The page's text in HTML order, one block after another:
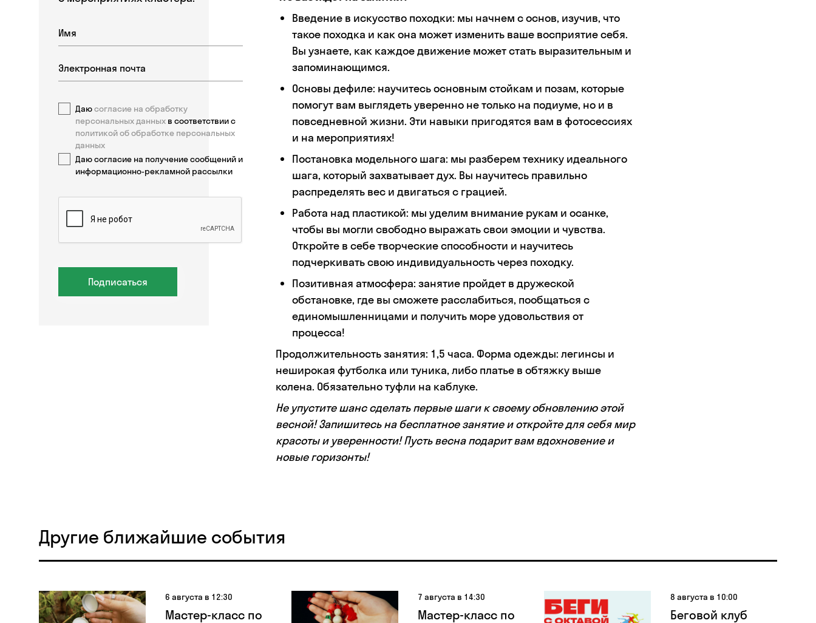
Даюсогласие на обработку
персональных данных в соответствии с
политикой об обработке персональных
данных
Даю согласие на получение сообщений и
информационно-рекламной рассылки
Подписаться
Введение в искусство походки: мы начнем с основ, изучив, что
такое походка и как она может изменить ваше восприятие себя.
Вы узнаете, как каждое движение может стать выразительным и
запоминающимся.
Основы дефиле: научитесь основным стойкам и позам, которые
помогут вам выглядеть уверенно не только на подиуме, но и в
повседневной жизни. Эти навыки пригодятся вам в фотосессиях
и на мероприятиях!
Постановка модельного шага: мы разберем технику идеального
шага, который захватывает дух. Вы научитесь правильно
распределять вес и двигаться с грацией.
Работа над пластикой: мы уделим внимание рукам и осанке,
чтобы вы могли свободно выражать свои эмоции и чувства.
Откройте в себе творческие способности и научитесь
подчеркивать свою индивидуальность через походку.
Позитивная атмосфера: занятие пройдет в дружеской
обстановке, где вы сможете расслабиться, пообщаться с
единомышленницами и получить море удовольствия от
процесса!
Продолжительность занятия: 1,5 часа. Форма одежды: легинсы и
неширокая футболка или туника, либо платье в обтяжку выше
колена. Обязательно туфли на каблуке.
Не упустите шанс сделать первые шаги к своему обновлению этой
весной! Запишитесь на бесплатное занятие и откройте для себя мир
красоты и уверенности! Пусть весна подарит вам вдохновение и
новые горизонты!
Другие ближайшие события
6 августа в 12:30
Мастер-класс по
7 августа в 14:30
Мастер-класс по
8 августа в 10:00
Беговой клуб